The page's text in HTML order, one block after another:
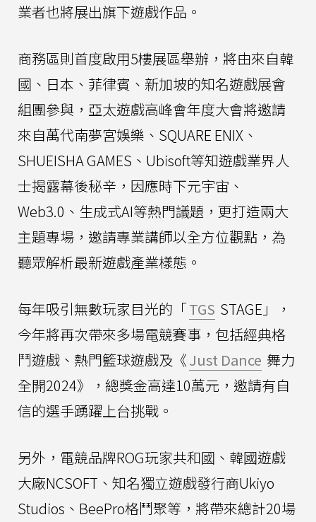
業者也將展出旗下遊戲作品。
商務區則首度啟用5樓展區舉辦，將由來自韓
國、日本、菲律賓、新加坡的知名遊戲展會
組團參與，亞太遊戲高峰會年度大會將邀請
來自萬代南夢宮娛樂、SQUARE ENIX、
SHUEISHA GAMES、Ubisoft等知遊戲業界人
士揭露幕後秘辛，因應時下元宇宙、
Web3.0、生成式AI等熱門議題，更打造兩大
主題專場，邀請專業講師以全方位觀點，為
聽眾解析最新遊戲產業樣態。
每年吸引無數玩家目光的「TGS STAGE」，
今年將再次帶來多場電競賽事，包括經典格
鬥遊戲、熱門籃球遊戲及《Just Dance 舞力
全開2024》，總獎金高達10萬元，邀請有自
信的選手踴躍上台挑戰。
另外，電競品牌ROG玩家共和國、韓國遊戲
大廠NCSOFT、知名獨立遊戲發行商Ukiyo
Studios、BeePro格鬥聚等，將帶來總計20場